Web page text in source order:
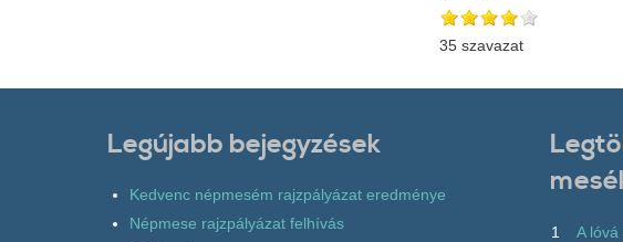
35 szavazat
Legújabb bejegyzések
Kedvenc népmesém rajzpályázat eredménye
Népmese rajzpályázat felhívás
1
A